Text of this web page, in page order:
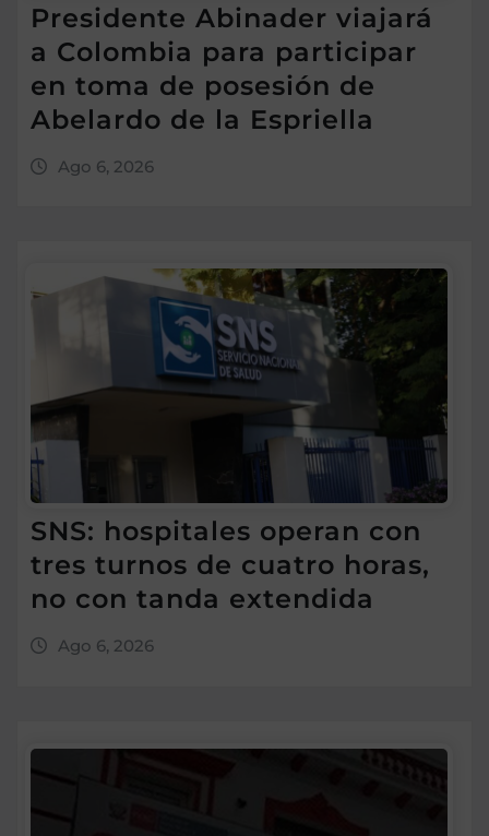
Presidente Abinader viajará
a Colombia para participar
en toma de posesión de
Abelardo de la Espriella
Ago 6, 2026
SNS: hospitales operan con
tres turnos de cuatro horas,
no con tanda extendida
Ago 6, 2026